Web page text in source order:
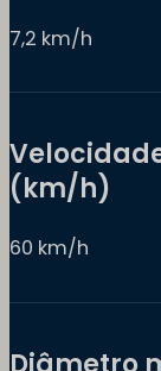
7,2 km/h
(km/h)
60 km/h